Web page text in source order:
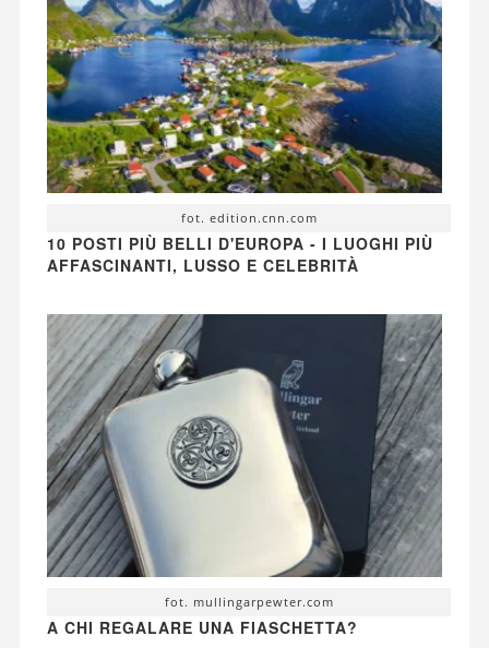
fot. edition.cnn.com
10 POSTI PIÙ BELLI D'EUROPA - I LUOGHI PIÙ
AFFASCINANTI, LUSSO E CELEBRITÀ
fot. mullingarpewter.com
A CHI REGALARE UNA FIASCHETTA?